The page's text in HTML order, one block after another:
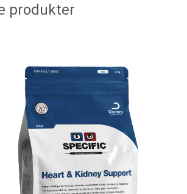
produkter